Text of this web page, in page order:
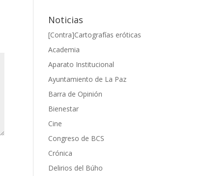
Noticias
[Contra]Cartografías eróticas
Academia
Aparato Institucional
Ayuntamiento de La Paz
Barra de Opinión
Bienestar
Cine
Congreso de BCS
Crónica
Delirios del Búho